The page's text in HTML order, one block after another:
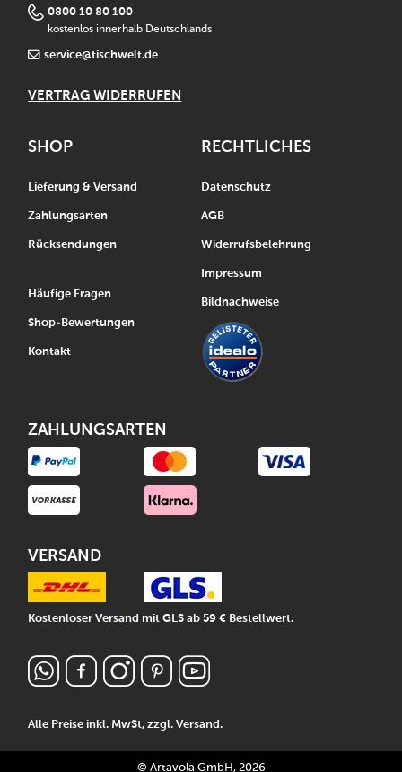
0800 10 80 100
kostenlos innerhalb Deutschlands
service@tischwelt.de
VERTRAG WIDERRUFEN
SHOP
Lieferung & Versand
Zahlungsarten
Rücksendungen
Häufige Fragen
Shop-Bewertungen
Kontakt
Alle Preise inkl. MwSt, zzgl.Versand.
RECHTLICHES
Datenschutz
AGB
Widerrufsbelehrung
Impressum
Bildnachweise
ZAHLUNGSARTEN
VERSAND
Kostenloser Versand mit GLS ab 59 € Bestellwert.
© Artavola GmbH, 2026